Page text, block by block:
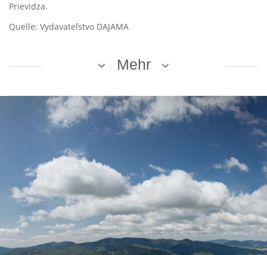
Prievidza.
Quelle: Vydavateľstvo DAJAMA
Mehr